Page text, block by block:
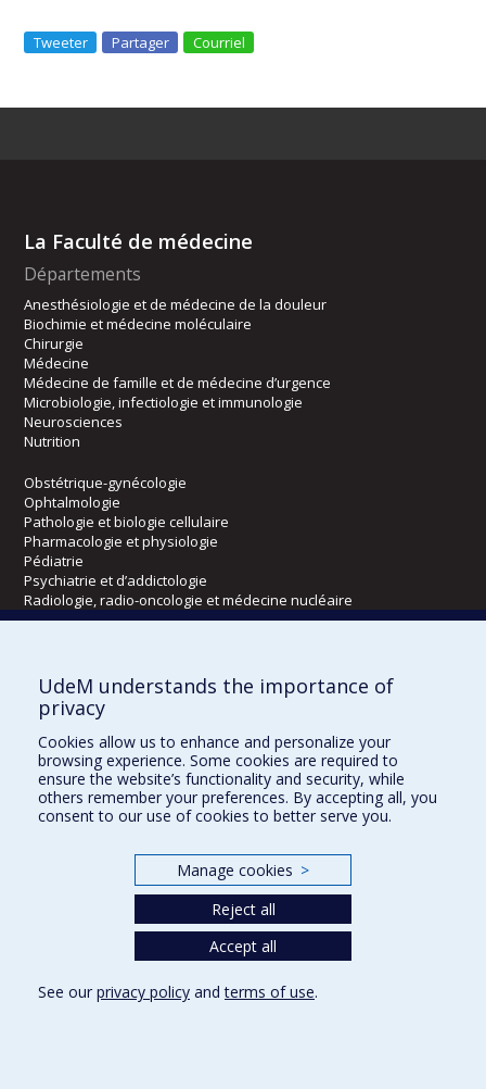
Tweeter Partager Courriel
La Faculté de médecine
Départements
Anesthésiologie et de médecine de la douleur
Biochimie et médecine moléculaire
Chirurgie
Médecine
Médecine de famille et de médecine d’urgence
Microbiologie, infectiologie et immunologie
Neurosciences
Nutrition
Obstétrique-gynécologie
Ophtalmologie
Pathologie et biologie cellulaire
Pharmacologie et physiologie
Pédiatrie
Psychiatrie et d’addictologie
Radiologie, radio-oncologie et médecine nucléaire
Écoles
Kinésiologie et des sciences de l’activité physique
Orthophonie et audiologie
Réadaptation
Directions
DPC
UdeM understands the importance of
privacy
Cookies allow us to enhance and personalize your
browsing experience. Some cookies are required to
ensure the website’s functionality and security, while
others remember your preferences. By accepting all, you
consent to our use of cookies to better serve you.
Manage cookies >
Reject all
Accept all
See our privacy policy andterms of use.